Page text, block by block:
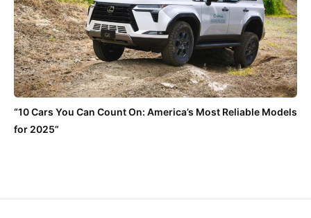
“10 Cars You Can Count On: America’s Most Reliable Models
for 2025”